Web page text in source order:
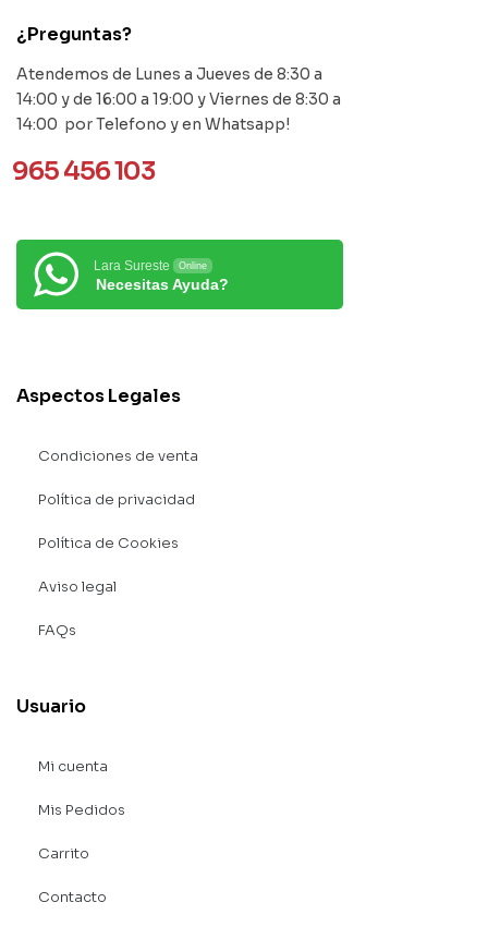
¿Preguntas?
Atendemos de Lunes a Jueves de 8:30 a
14:00 y de 16:00 a 19:00 y Viernes de 8:30 a
14:00 por Telefono y en Whatsapp!
965 456 103
Lara Sureste Online
Necesitas Ayuda?
Aspectos Legales
Condiciones de venta
Política de privacidad
Política de Cookies
Aviso legal
FAQs
Usuario
Mi cuenta
Mis Pedidos
Carrito
Contacto